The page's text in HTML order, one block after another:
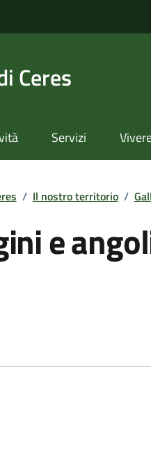
Ceres
Servizi
/ Il nostro territorio /
e